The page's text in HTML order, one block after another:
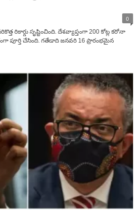
0
రికార్డు సృష్టించింది. దేశవ్యాప్తంగా 200 కోట్ల కరోనా
పూర్తి చేసింది. గ‌తేడాది జనవరి 16 ప్రారంభ‌మైన